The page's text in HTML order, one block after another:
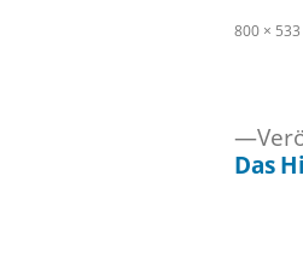
800 × 533
Das